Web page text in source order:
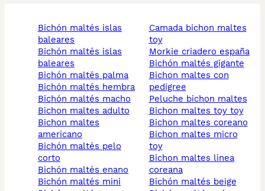
bichón maltés islas
baleares
bichón maltés islas
baleares
bichón maltés palma
bichón maltés hembra
bichón maltés macho
bichon maltes adulto
bichon maltes
americano
bichón maltés pelo
corto
bichón maltés enano
bichón maltés mini
camada bichon maltes
toy
morkie criadero españa
bichón maltés gigante
bichon maltes con
pedigree
peluche bichon maltes
bichon maltes toy toy
bichon maltes coreano
bichon maltes micro
toy
bichon maltes linea
coreana
bichón maltés beige